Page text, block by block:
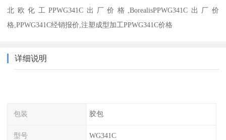
北欧化工PPWG341C出厂价格,BorealisPPWG341C出厂价
格,PPWG341C经销报价,注塑成型加工PPWG341C价格
详细说明
包装 胶包
型号 WG341C